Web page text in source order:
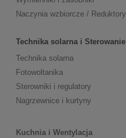
Naczynia wzbiorcze / Reduktory
Technika solarna i Sterowanie
Technika solarna
Fotowoltanika
Sterowniki i regulatory
Nagrzewnice i kurtyny
Kuchnia i Wentylacja